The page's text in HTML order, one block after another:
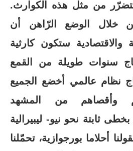
من مثل هذه الكوارث.
خلال الوضع الرّاهن أن
والاقتصادية ستكون كارثية
سنوات طويلة من القمع
نظام عالمي أخضع الجميع
وأقصاهم من المشهد
ثابتة نحو نيو- ليبيرالية
أحلاما بورجوازية، تحمّلنا